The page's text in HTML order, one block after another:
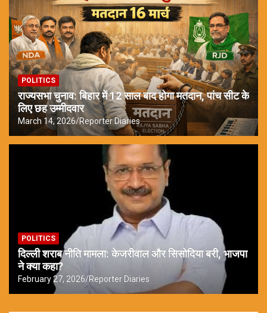
POLITICS
राज्यसभा चुनाव: बिहार में 12 साल बाद होगा मतदान, पांच सीट के
लिए छह उम्मीदवार
March 14, 2026 Reporter Diaries
POLITICS
दिल्ली शराब नीति मामला: केजरीवाल और सिसोदिया बरी, भाजपा
ने क्या कहा?
February 27, 2026 Reporter Diaries